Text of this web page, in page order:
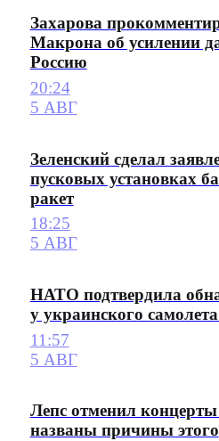
Захарова
Макрона об усилении
Россию
20:24
5 АВГ
Зеленский сделал
пусковых установках
ракет
18:25
5 АВГ
НАТО подтвердила
у украинского
11:57
5 АВГ
Лепс отменил
названы причины этого